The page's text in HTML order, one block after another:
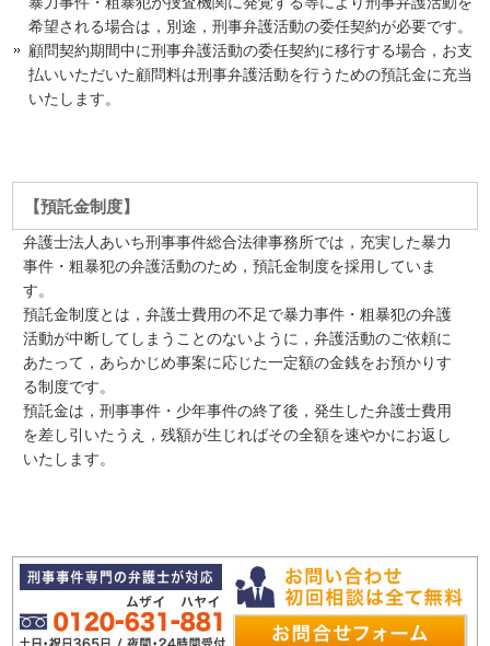
希望される場合は，別途，刑事弁護活動の委任契約が必要です。
顧問契約期間中に刑事弁護活動の委任契約に移行する場合，お支
払いいただいた顧問料は刑事弁護活動を行うための預託金に充当
いたします。
【預託金制度】
弁護士法人あいち刑事事件総合法律事務所では，充実した暴力
事件・粗暴犯の弁護活動のため，預託金制度を採用していま
す。
預託金制度とは，弁護士費用の不足で暴力事件・粗暴犯の弁護
活動が中断してしまうことのないように，弁護活動のご依頼に
あたって，あらかじめ事案に応じた一定額の金銭をお預かりす
る制度です。
預託金は，刑事事件・少年事件の終了後，発生した弁護士費用
を差し引いたうえ，残額が生じればその全額を速やかにお返し
いたします。